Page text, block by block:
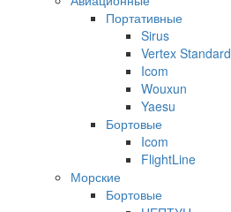
Портативные
Sirus
Vertex Standard
Icom
Wouxun
Yaesu
Бортовые
Icom
FlightLine
Морские
Бортовые